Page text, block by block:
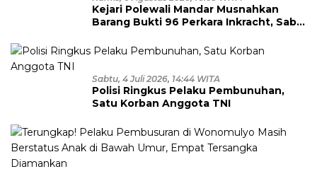
Kejari Polewali Mandar Musnahkan
Barang Bukti 96 Perkara Inkracht, Sabu
Dimusnahkan
Sabtu, 4 Juli 2026, 14:44 WITA
Polisi Ringkus Pelaku Pembunuhan,
Satu Korban Anggota TNI